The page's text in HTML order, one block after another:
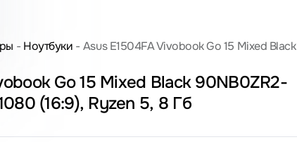
Ноутбуки Asus E1504FA Vivobook Go 15 Mixed Black
Go 15 Mixed Black 90NB0ZR2-
(16:9), Ryzen 5, 8 Гб